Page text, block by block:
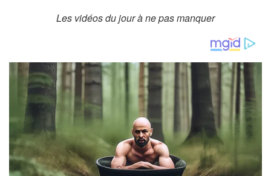
Les vidéos du jour à ne pas manquer